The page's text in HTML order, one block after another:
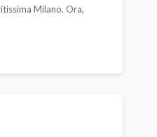
Milano. Ora,
l'inerzia della